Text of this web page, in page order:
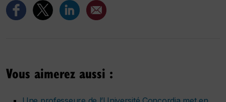
Vous aimerez aussi :